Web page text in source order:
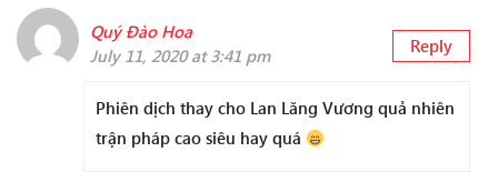
Quý Đào Hoa
July 11, 2020 at 3:41 pm
Reply
Phiên dịch thay cho Lan Lăng Vương quả nhiên
trận pháp cao siêu hay quá